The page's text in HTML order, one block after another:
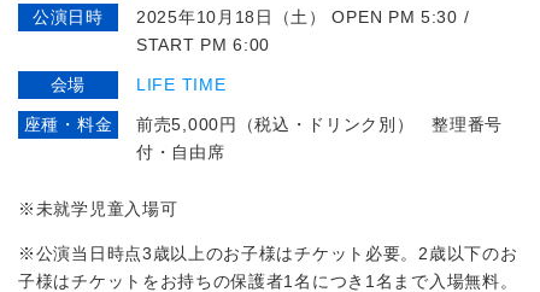
公演日時
2025年10月18日（土） OPEN PM 5:30 /
START PM 6:00
会場 LIFE TIME
座種・料金
前売5,000円（税込・ドリンク別） 整理番号
付・自由席
※未就学児童入場可
※公演当日時点3歳以上のお子様はチケット必要。2歳以下のお
子様はチケットをお持ちの保護者1名につき1名まで入場無料。